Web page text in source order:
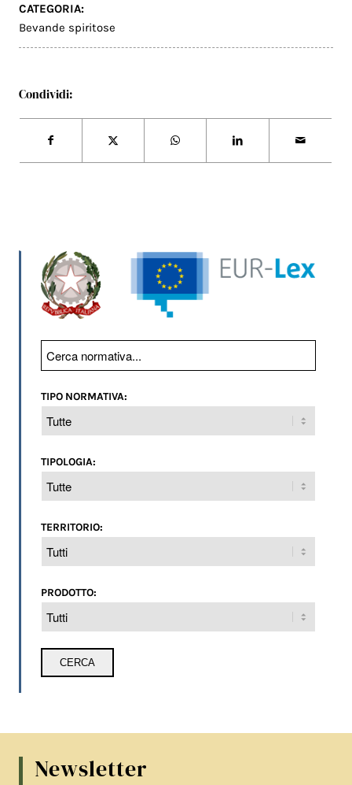
CATEGORIA:
Bevande spiritose
Condividi:
TIPO NORMATIVA:
TIPOLOGIA:
TERRITORIO:
PRODOTTO:
Newsletter